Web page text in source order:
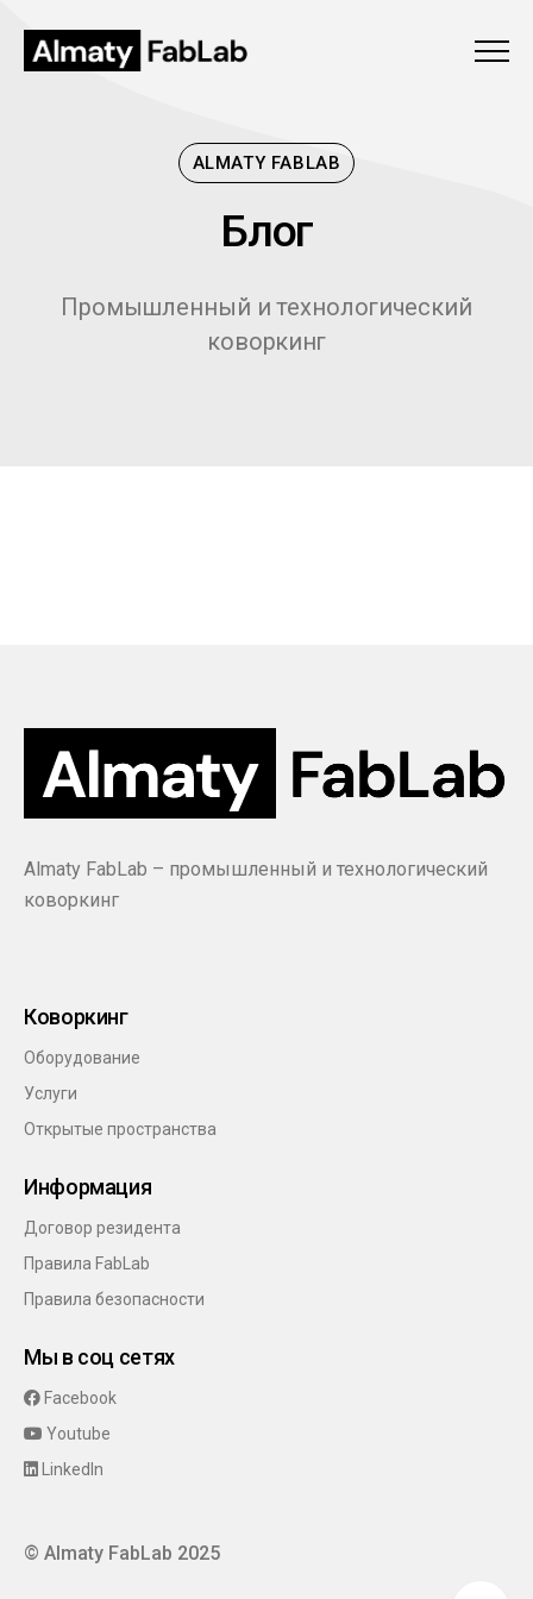
ALMATY FABLAB
Блог
Блог
Промышленный и технологический
коворкинг
Almaty FabLab – промышленный и технологический
коворкинг
Коворкинг
Оборудование
Услуги
Открытые пространства
Информация
Договор резидента
Правила FabLab
Правила безопасности
Мы в соц сетях
Facebook
Youtube
LinkedIn
© Almaty FabLab 2025